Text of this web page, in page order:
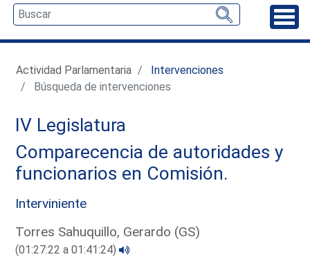
Actividad Parlamentaria
Intervenciones
Búsqueda de intervenciones
IV Legislatura
Comparecencia de autoridades y
funcionarios en Comisión.
Interviniente
Torres Sahuquillo, Gerardo (GS)
(01:27:22 a 01:41:24)